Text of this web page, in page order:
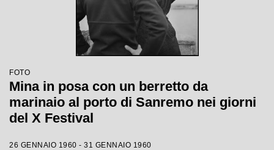
FOTO
Mina in posa con un berretto da
marinaio al porto di Sanremo nei giorni
del X Festival
26 GENNAIO 1960 - 31 GENNAIO 1960